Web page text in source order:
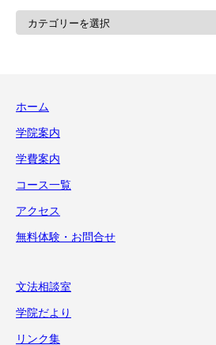
ホーム
学院案内
学費案内
コース一覧
アクセス
無料体験・お問合せ
文法相談室
学院だより
リンク集